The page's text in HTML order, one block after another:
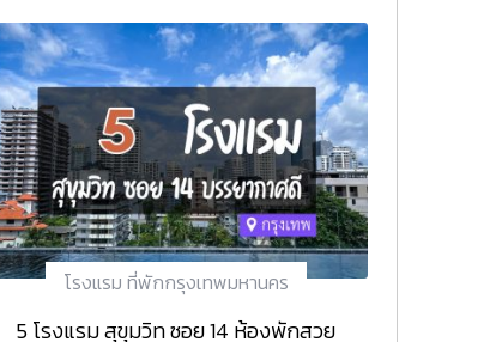
โรงแรม ที่พักกรุงเทพมหานคร
5 โรงแรม สุขุมวิท ซอย 14 ห้องพักสวย